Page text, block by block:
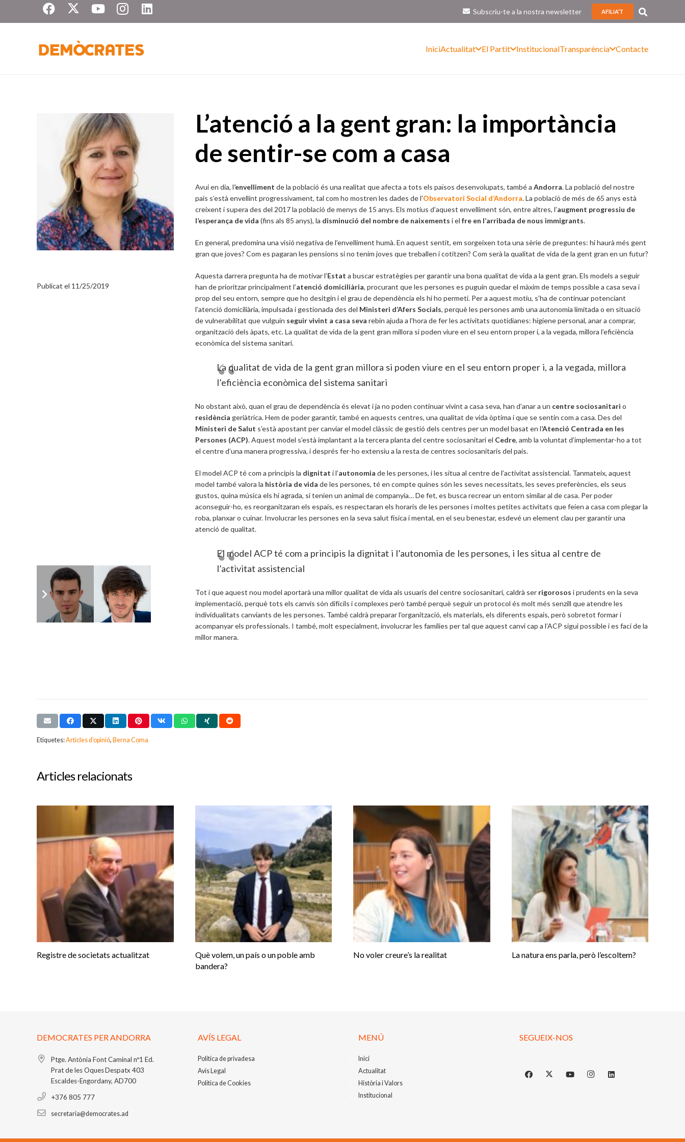
Subscriu-te a la nostra newsletter AFILIA’T
IniciActualitat El Partit InstitucionalTransparència Contacte
Publicat el 11/25/2019
L’atenció a la gent gran: la importància
de sentir-se com a casa
Avui en dia, l’envelliment de la població és una realitat que afecta a tots els països desenvolupats, també a Andorra. La població del nostre
país s’està envellint progressivament, tal com ho mostren les dades de l’Observatori Social d’Andorra. La població de més de 65 anys està
creixent i supera des del 2017 la població de menys de 15 anys. Els motius d’aquest envelliment són, entre altres, l’augment progressiu de
l’esperança de vida (fins als 85 anys), la disminució del nombre de naixements i el fre en l’arribada de nous immigrants.
En general, predomina una visió negativa de l’envelliment humà. En aquest sentit, em sorgeixen tota una sèrie de preguntes: hi haurà més gent
gran que joves? Com es pagaran les pensions si no tenim joves que treballen i cotitzen? Com serà la qualitat de vida de la gent gran en un futur?
Aquesta darrera pregunta ha de motivar l’Estat a buscar estratègies per garantir una bona qualitat de vida a la gent gran. Els models a seguir
han de prioritzar principalment l’atenció domiciliària, procurant que les persones es puguin quedar el màxim de temps possible a casa seva i
prop del seu entorn, sempre que ho desitgin i el grau de dependència els hi ho permeti. Per a aquest motiu, s’ha de continuar potenciant
l’atenció domiciliària, impulsada i gestionada des del Ministeri d’Afers Socials, perquè les persones amb una autonomia limitada o en situació
de vulnerabilitat que vulguin seguir vivint a casa seva rebin ajuda a l’hora de fer les activitats quotidianes: higiene personal, anar a comprar,
organització dels àpats, etc. La qualitat de vida de la gent gran millora si poden viure en el seu entorn proper i, a la vegada, millora l’eficiència
econòmica del sistema sanitari.
La qualitat de vida de la gent gran millora si poden viure en el seu entorn proper i, a la vegada, millora
l’eficiència econòmica del sistema sanitari
No obstant això, quan el grau de dependència és elevat i ja no poden continuar vivint a casa seva, han d’anar a un centre sociosanitari o
residència geriàtrica. Hem de poder garantir, també en aquests centres, una qualitat de vida òptima i que se sentin com a casa. Des del
Ministeri de Salut s’està apostant per canviar el model clàssic de gestió dels centres per un model basat en l’Atenció Centrada en les
Persones (ACP). Aquest model s’està implantant a la tercera planta del centre sociosanitari el Cedre, amb la voluntat d’implementar-ho a tot
el centre d’una manera progressiva, i després fer-ho extensiu a la resta de centres sociosanitaris del país.
El model ACP té com a principis la dignitat i l’autonomia de les persones, i les situa al centre de l’activitat assistencial. Tanmateix, aquest
model també valora la història de vida de les persones, té en compte quines són les seves necessitats, les seves preferències, els seus
gustos, quina música els hi agrada, si tenien un animal de companyia… De fet, es busca recrear un entorn similar al de casa. Per poder
aconseguir-ho, es reorganitzaran els espais, es respectaran els horaris de les persones i moltes petites activitats que feien a casa com plegar la
roba, planxar o cuinar. Involucrar les persones en la seva salut física i mental, en el seu benestar, esdevé un element clau per garantir una
atenció de qualitat.
El model ACP té com a principis la dignitat i l’autonomia de les persones, i les situa al centre de
l’activitat assistencial
Tot i que aquest nou model aportarà una millor qualitat de vida als usuaris del centre sociosanitari, caldrà ser rigorosos i prudents en la seva
implementació, perquè tots els canvis són difícils i complexes però també perquè seguir un protocol és molt més senzill que atendre les
individualitats canviants de les persones. També caldrà preparar l’organització, els materials, els diferents espais, però sobretot formar i
acompanyar els professionals. I també, molt especialment, involucrar les famílies per tal que aquest canvi cap a l’ACP sigui possible i es faci de la
millor manera.
Etiquetes:Articles d'opinió, Berna Coma
Articles relacionats
Registre de societats actualitzat
Què volem, un país o un poble amb
bandera?
No voler creure’s la realitat La natura ens parla, però l’escoltem?
DEMOCRATES PER ANDORRA
Ptge. Antònia Font Caminal nº1 Ed.
Prat de les OquesDespatx 403
Escaldes-Engordany, AD700
+376 805 777
secretaria@democrates.ad
AVÍS LEGAL
Política de privadesa
Avís Legal
Política de Cookies
MENÚ
Inici
Actualitat
Història i Valors
Institucional
SEGUEIX-NOS